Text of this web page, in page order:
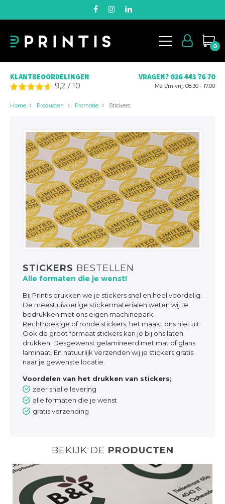
0
KLANTBEOORDELINGEN
9,2 /10
VRAGEN? 026 443 76 70
Ma t/m vrij: 08.30 - 17.00
Home Producten Promotie Stickers
STICKERS BESTELLEN
Alle formaten die je wenst!
Bij Printis drukken we je stickers snel en heel voordelig.
De meest uivoerige stickermaterialen weten wij te
bedrukken met ons eigen machinepark.
Rechthoekige of ronde stickers, het maakt ons niet uit.
Ook de groot formaat stickers kan je bij ons laten
drukken. Desgewenst gelamineerd met mat of glans
laminaat. En natuurlijk verzenden wij je stickers gratis
naar je gewenste locatie.
Voordelen van het drukken van stickers;
zeer snelle levering
alle formaten die je wenst
gratis verzending
BEKIJK DE PRODUCTEN